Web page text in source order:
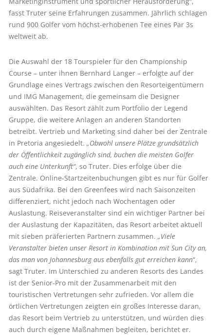
fasst Truter seine Erfahrungen zusammen. Jährlich schlagen
rund 900 Golfer vom höchst-erhobenen Tee eines Par 3s
weltweit ab.
Die Auswahl der 18 Tourspieler für den Championship
Course – unter ihnen Bernhard Langer – erfolgte auf der
Grundlage eines Vertrags zwischen den Resorteigentümern
und IMG Management, die gemeinsam die Designer
auswählten. Das Resort zählt zum Portfolio der Legend
Gruppe, die weitere Anlagen an anderen Standorten
betreibt. Vertrieb und Marketing sind daher bei der Zentrale
in Pretoria angesiedelt. „Obwohl unsere Plätze grundsätzlich
der Öffentlichkeit zugänglich sind, buchen die meisten Golfer
auch eine Unterkunft“, so Truter. Dies erfolge über die
Zentrale. Online-Startzeitenbuchungen gibt es nur für Golfer
aus Südafrika. Bei den Greenfees wird nach Saisonzeiten
differenziert, nicht jedoch nach Wochentagen oder
Auslastung. Reiseveranstalter sind ein wichtiger Partner bei
der Auslastung der Kapazitäten, das Resort arbeitet aktuell
mit sieben präferierten Partnern zusammen. „Viele
Veranstalter bieten unser Resort in Kombination mit Sun City an,
das man von Johannesburg aus ebenfalls gut erreichen kann“,
sagt Truter. Im Unterschied zu anderen Resorts des Landes
ist der Senior-Pro mit der Zusammenarbeit mit den
touristischen Vertretungen sehr zufrieden. Vor allem die
örtlichen Vertretungen zeigten ein großes Interesse daran,
das Resort beim Vertrieb zu unterstützen, und würden dies
auch durch eigene Maßnahmen begleiten, berichtet er.